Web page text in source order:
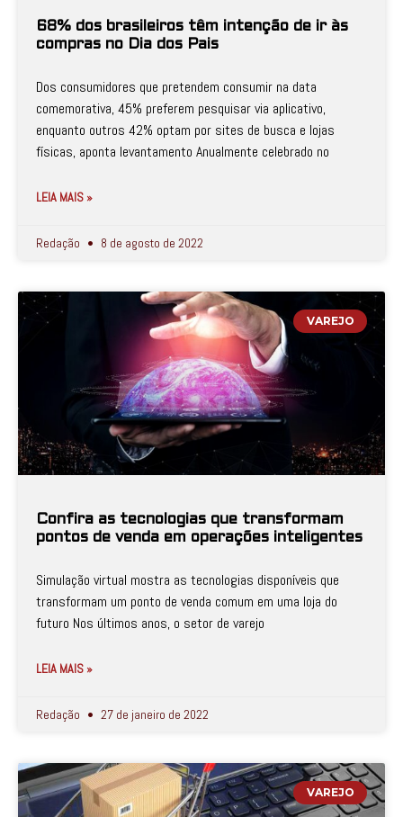
68% dos brasileiros têm intenção de ir às
compras no Dia dos Pais
Dos consumidores que pretendem consumir na data
comemorativa, 45% preferem pesquisar via aplicativo,
enquanto outros 42% optam por sites de busca e lojas
físicas, aponta levantamento Anualmente celebrado no
LEIA MAIS »
Redação 8 de agosto de 2022
VAREJO
Confira as tecnologias que transformam
pontos de venda em operações inteligentes
Simulação virtual mostra as tecnologias disponíveis que
transformam um ponto de venda comum em uma loja do
futuro Nos últimos anos, o setor de varejo
LEIA MAIS »
Redação 27 de janeiro de 2022
VAREJO